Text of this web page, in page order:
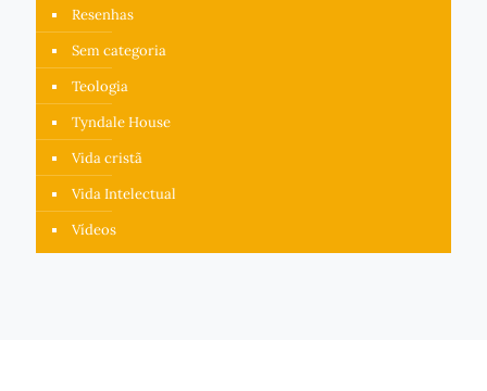
Resenhas
Sem categoria
Teologia
Tyndale House
Vida cristã
Vida Intelectual
Vídeos